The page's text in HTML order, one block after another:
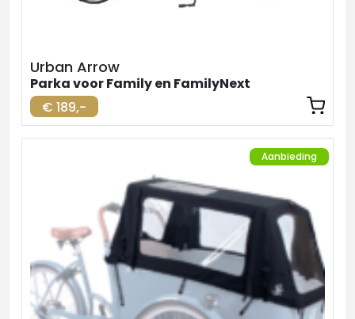
Urban Arrow
Parka voor Family en FamilyNext
€ 189,-
Aanbieding